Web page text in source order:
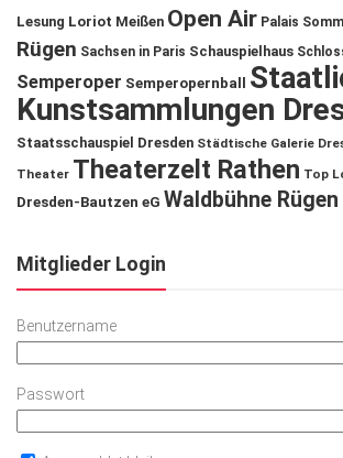
Lesung Loriot Meißen Open Air Palais
Rügen Sachsen in Paris Schauspielhaus
Semperoper Semperopernball
Kunstsammlungen
Staatsschauspiel Dresden Städtische Galerie
Theater Theaterzelt Rathen Top
Dresden-Bautzen eG Waldbühne Rügen
Mitglieder Login
Benutzername
Passwort